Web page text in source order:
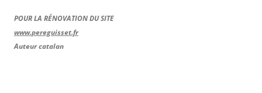
POUR LA RÉNOVATION DU SITE
www.pereguisset.fr
Auteur catalan